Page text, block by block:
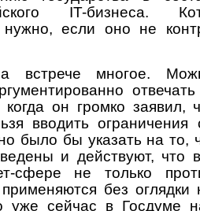
IT-бизнеса.
если оно не
встрече многое.
он громко заявил,
вводить
было бы указать на то,
и действуют, что
сфере не только
без
уже сейчас в Госдуме